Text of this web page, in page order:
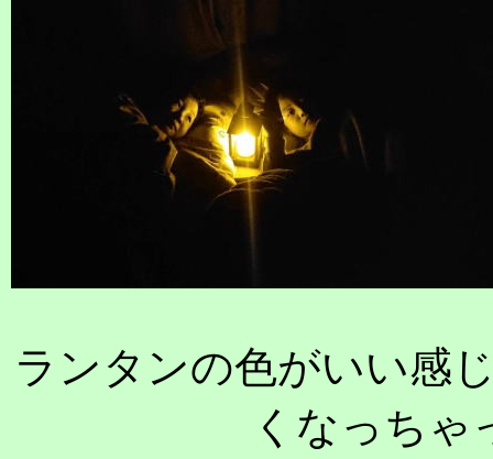
ランタンの色がいい感
くなっちゃ